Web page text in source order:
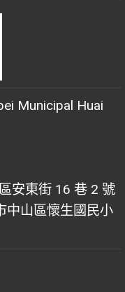
Municipal Huai
安東街 16 巷 2 號
中山區懷生國民小